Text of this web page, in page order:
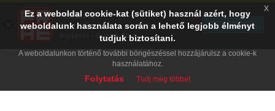
Ez a weboldal cookie-kat (sütiket) használ azért, hogy
weboldalunk használata során a lehető legjobb élményt
tudjuk biztosítani.
A weboldalunkon történő további böngészéssel hozzájárulsz a cookie-k
használatához.
Folytatás Tudj meg többet
x
PRAE.HU
Digital Evolution
Ingyenes - Google Play
TELEPÍTÉS